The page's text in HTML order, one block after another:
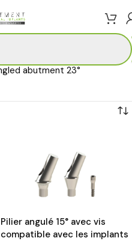
abutment 23°
Pilier angulé 15° avec vis
compatible avec les implants